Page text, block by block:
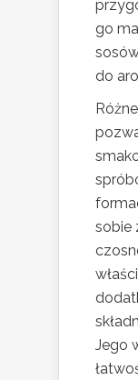
go
do
sobie
Jego